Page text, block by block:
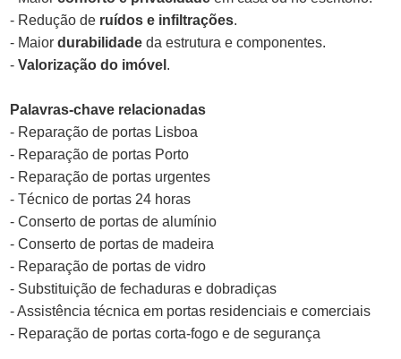
- Redução de ruídos e infiltrações.
- Maior durabilidade da estrutura e componentes.
- Valorização do imóvel .
Palavras-chave relacionadas
- Reparação de portas Lisboa
- Reparação de portas Porto
- Reparação de portas urgentes
- Técnico de portas 24 horas
- Conserto de portas de alumínio
- Conserto de portas de madeira
- Reparação de portas de vidro
- Substituição de fechaduras e dobradiças
- Assistência técnica em portas residenciais e comerciais
- Reparação de portas corta-fogo e de segurança